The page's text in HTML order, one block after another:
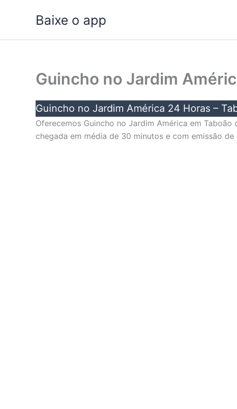
Baixe o app
Guincho no Jardim
Guincho no Jardim América 24 Horas –
Oferecemos Guincho no Jardim América em Taboão
chegada em média de 30 minutos e com emissão